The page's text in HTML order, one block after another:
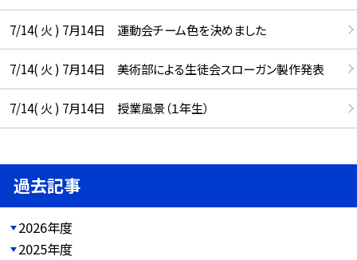
7/14( 火 ) 7月14日 運動会チーム色を決めました
7/14( 火 ) 7月14日 美術部による生徒会スローガン製作発表
7/14( 火 ) 7月14日 授業風景（１年生）
過去記事
2026年度
2025年度